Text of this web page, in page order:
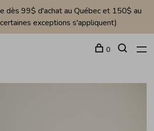
dès 99$ d'achat au Québec et 150$ au
exceptions s'appliquent)
0